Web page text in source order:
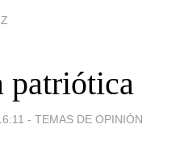
- TEMAS DE OPINIÓN